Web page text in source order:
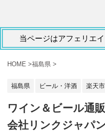
当ページはアフェリエ
HOME >福島県 >
福島県 ビール・洋酒 楽天
ワイン＆ビール通
会社リンクジャパ